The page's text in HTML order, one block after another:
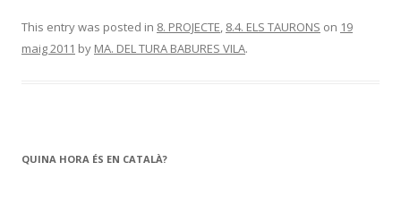
This entry was posted in 8. PROJECTE, 8.4. ELS TAURONS on 19
maig 2011 by MA. DEL TURA BABURES VILA.
QUINA HORA ÉS EN CATALÀ?